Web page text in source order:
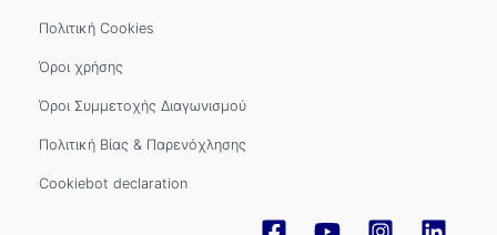
Πολιτική Cookies
Όροι χρήσης
Όροι Συμμετοχής Διαγωνισμού
Πολιτική Βίας & Παρενόχλησης
Cookiebot declaration